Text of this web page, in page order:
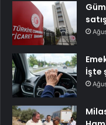
İşte